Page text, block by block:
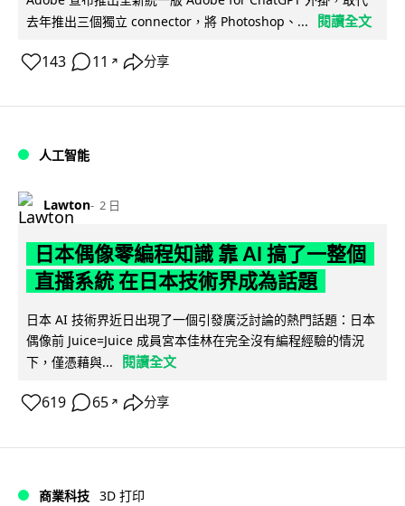
去年推出三個獨立 connector，將 Photoshop、...
閱讀全文
143 11 ↗ 分享
人工智能
Lawton 2 日
日本偶像零編程知識 靠 AI 搞了一整個
直播系統 在日本技術界成為話題
日本 AI 技術界近日出現了一個引發廣泛討論的熱門話題：日本
偶像前 Juice=Juice 成員宮本佳林在完全沒有編程經驗的情況
下，僅憑藉與...
閱讀全文
619 65 ↗ 分享
商業科技 3D 打印